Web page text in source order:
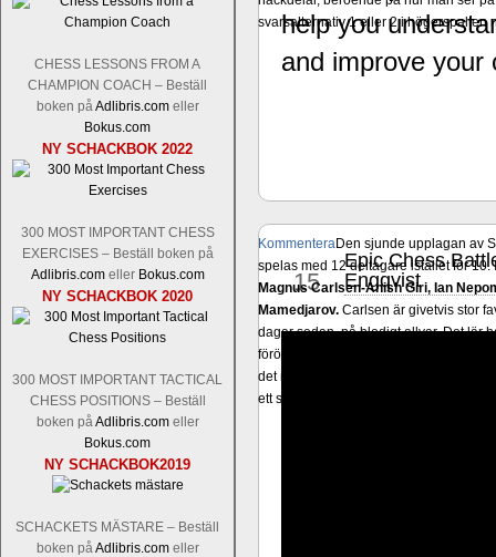
CHESS LESSONS FROM A
CHAMPION COACH – Beställ
boken påAdlibris.comeller
Bokus.com
NY SCHACKBOK 2022
300 MOST IMPORTANT CHESS
EXERCISES – Beställ boken på
Adlibris.comeller Bokus.com
NY SCHACKBOK 2020
300 MOST IMPORTANT TACTICAL
CHESS POSITIONS – Beställ
boken påAdlibris.comeller
Bokus.com
NY SCHACKBOK2019
SCHACKETS MÄSTARE – Beställ
boken påAdlibris.comeller
svarsalternativ 1 eller 2 i högerspalten
KommenteraDen sjunde upplagan av
spelas med 12 deltagare istället för
Magnus Carlsen-Anish Giri, Ian
Mamedjarov. Carlsen är givetvis stor
dagar sedan, på blodigt allvar. Det lär
förödmjukande skriverier i norsk
det nämligen den sistnämnda
ett steg i rätt riktning. Chris Bird är
help you
and improve your
15
Epic Chess
Engqvist